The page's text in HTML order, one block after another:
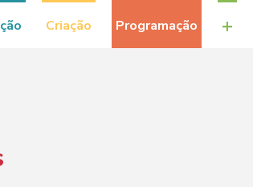
Criação Programação +